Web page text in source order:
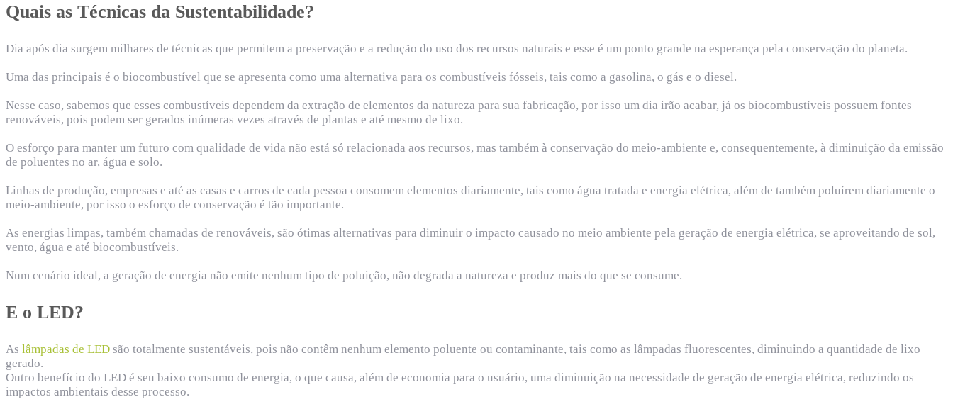
Quais as Técnicas da Sustentabilidade?
Dia após dia surgem milhares de técnicas que permitem a preservação e a redução do uso dos recursos naturais e esse é um ponto grande na esperança pela conservação do planeta.
Uma das principais é o biocombustível que se apresenta como uma alternativa para os combustíveis fósseis, tais como a gasolina, o gás e o diesel.
Nesse caso, sabemos que esses combustíveis dependem da extração de elementos da natureza para sua fabricação, por isso um dia irão acabar, já os biocombustíveis possuem fontes
renováveis, pois podem ser gerados inúmeras vezes através de plantas e até mesmo de lixo.
O esforço para manter um futuro com qualidade de vida não está só relacionada aos recursos, mas também à conservação do meio-ambiente e, consequentemente, à diminuição da emissão
de poluentes no ar, água e solo.
Linhas de produção, empresas e até as casas e carros de cada pessoa consomem elementos diariamente, tais como água tratada e energia elétrica, além de também poluírem diariamente o
meio-ambiente, por isso o esforço de conservação é tão importante.
As energias limpas, também chamadas de renováveis, são ótimas alternativas para diminuir o impacto causado no meio ambiente pela geração de energia elétrica, se aproveitando de sol,
vento, água e até biocombustíveis.
Num cenário ideal, a geração de energia não emite nenhum tipo de poluição, não degrada a natureza e produz mais do que se consume.
E o LED?
As lâmpadas de LED são totalmente sustentáveis, pois não contêm nenhum elemento poluente ou contaminante, tais como as lâmpadas fluorescentes, diminuindo a quantidade de lixo
gerado.
Outro benefício do LED é seu baixo consumo de energia, o que causa, além de economia para o usuário, uma diminuição na necessidade de geração de energia elétrica, reduzindo os
impactos ambientais desse processo.